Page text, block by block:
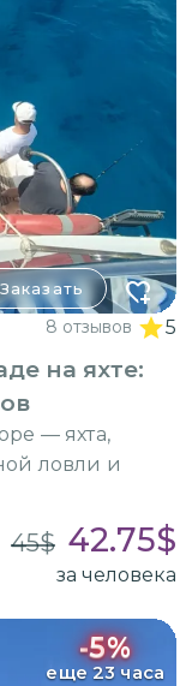
Заказать
8 отзывов 5
на яхте:
— яхта,
ловли и
45$ 42.75$
за человека
-5%
еще 23 часа